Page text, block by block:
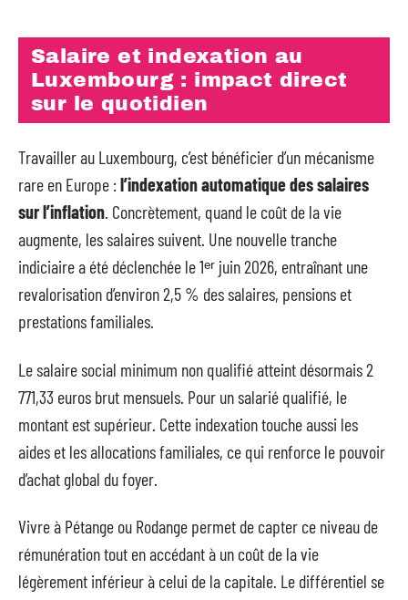
Salaire et indexation au
Luxembourg : impact direct
sur le quotidien
Travailler au Luxembourg, c’est bénéficier d’un mécanisme
rare en Europe :l’indexation automatique des salaires
sur l’inflation. Concrètement, quand le coût de la vie
augmente, les salaires suivent. Une nouvelle tranche
indiciaire a été déclenchée le 1ᵉʳ juin 2026, entraînant une
revalorisation d’environ 2,5 % des salaires, pensions et
prestations familiales.
Le salaire social minimum non qualifié atteint désormais 2
771,33 euros brut mensuels. Pour un salarié qualifié, le
montant est supérieur. Cette indexation touche aussi les
aides et les allocations familiales, ce qui renforce le pouvoir
d’achat global du foyer.
Vivre à Pétange ou Rodange permet de capter ce niveau de
rémunération tout en accédant à un coût de la vie
légèrement inférieur à celui de la capitale. Le différentiel se